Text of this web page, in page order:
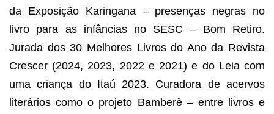
da Exposição Karingana – presenças negras no
livro para as infâncias no SESC – Bom Retiro.
Jurada dos 30 Melhores Livros do Ano da Revista
Crescer (2024, 2023, 2022 e 2021) e do Leia com
uma criança do Itaú 2023. Curadora de acervos
literários como o projeto Bamberê – entre livros e